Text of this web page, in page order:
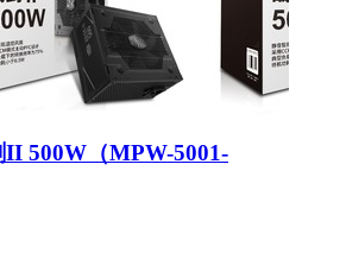
500W（MPW-5001-